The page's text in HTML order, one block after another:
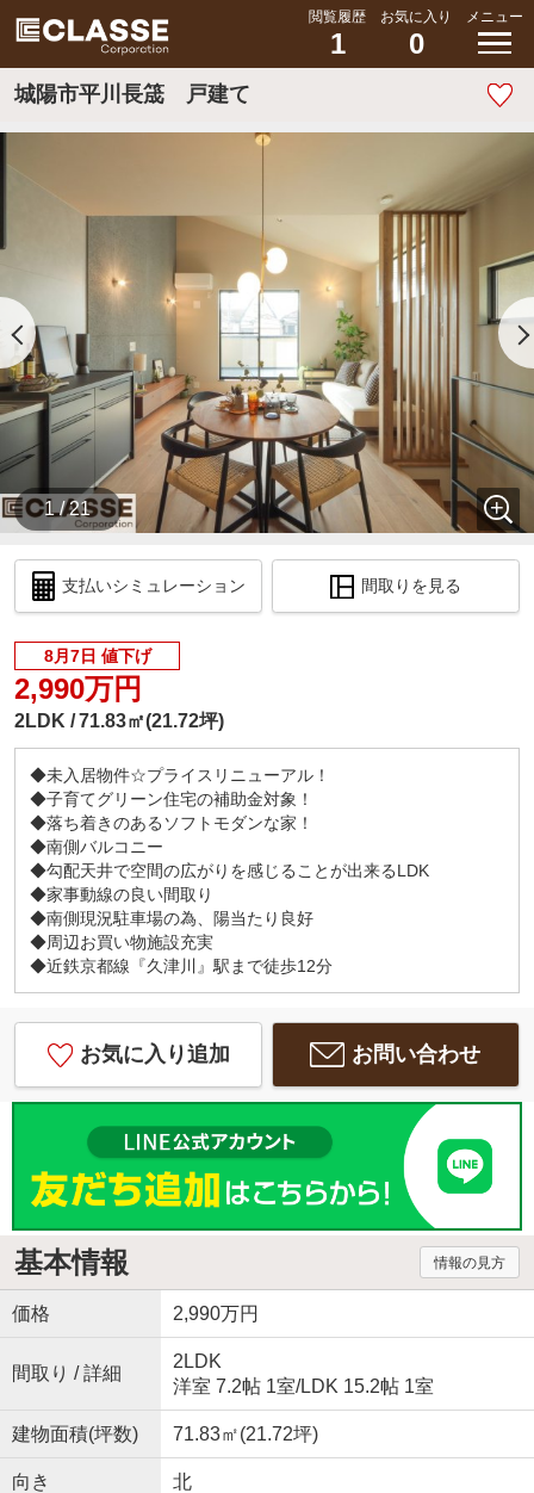
閲覧履歴
1
お気に入り
0
メニュー
城陽市平川長筬 戸建て
1 / 21
支払いシミュレーション 間取りを見る
8月7日 値下げ
2,990万円
2LDK 71.83㎡(21.72坪)
◆未入居物件☆プライスリニューアル！
◆子育てグリーン住宅の補助金対象！
◆落ち着きのあるソフトモダンな家！
◆南側バルコニー
◆勾配天井で空間の広がりを感じることが出来るLDK
◆家事動線の良い間取り
◆南側現況駐車場の為、陽当たり良好
◆周辺お買い物施設充実
◆近鉄京都線『久津川』駅まで徒歩12分
お気に入り追加 お問い合わせ
基本情報 情報の見方
価格 2,990万円
間取り / 詳細
2LDK
洋室 7.2帖 1室/LDK 15.2帖 1室
建物面積(坪数) 71.83㎡(21.72坪)
向き 北